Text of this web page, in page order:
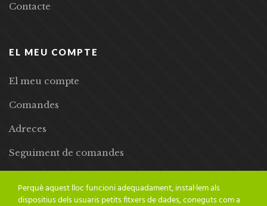
Contacte
EL MEU COMPTE
El meu compte
Comandes
Adreces
Seguiment de comandes
Perquè aquest lloc funcioni adequadament, instal·lem als
dispositius dels usuaris petits fitxers de dades, coneguts com a